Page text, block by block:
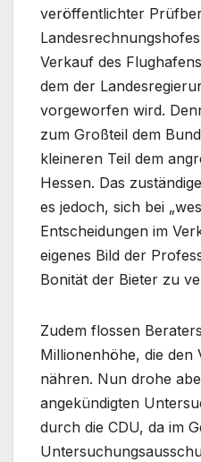
veröffentlichter
Verkauf des
dem der
vorgeworfen wird.
zum Großteil dem
kleineren Teil dem
Hessen. Das
es jedoch, sich bei
Entscheidungen im
eigenes Bild der
Bonität der Bieter zu
Zudem flossen
Millionenhöhe, die den
nähren. Nun drohe
angekündigten
durch die CDU, da im